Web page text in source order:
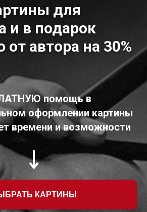
для
и в подарок
автора на 30%
помощь в
оформлении картины
времени и возможности
КАРТИНЫ